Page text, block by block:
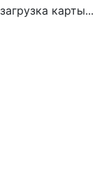
загрузка карты...